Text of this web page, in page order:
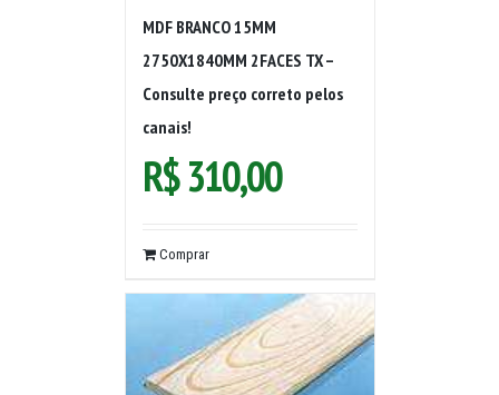
MDF BRANCO 15MM
2750X1840MM 2FACES TX –
Consulte preço correto pelos
canais!
R$310,00
Comprar